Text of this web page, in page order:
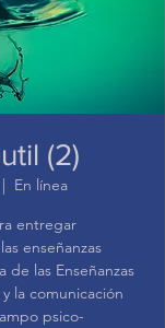
(2)
En línea
entregar
enseñanzas
de las Enseñanzas
la comunicación
psico-